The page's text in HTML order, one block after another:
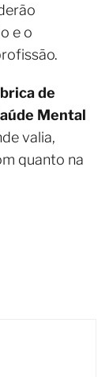
e o
de
Mental
valia,
quanto na